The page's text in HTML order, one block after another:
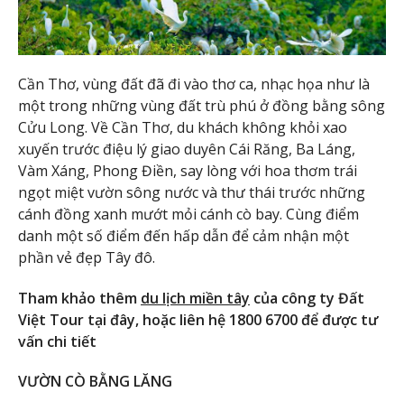
Cần Thơ, vùng đất đã đi vào thơ ca, nhạc họa như là
một trong những vùng đất trù phú ở đồng bằng sông
Cửu Long. Về Cần Thơ, du khách không khỏi xao
xuyến trước điệu lý giao duyên Cái Răng, Ba Láng,
Vàm Xáng, Phong Điền, say lòng với hoa thơm trái
ngọt miệt vườn sông nước và thư thái trước những
cánh đồng xanh mướt mỏi cánh cò bay. Cùng điểm
danh một số điểm đến hấp dẫn để cảm nhận một
phần vẻ đẹp Tây đô.
Tham khảo thêm du lịch miền tây của công ty Đất
Việt Tour tại đây, hoặc liên hệ 1800 6700 để được tư
vấn chi tiết
VƯỜN CÒ BẰNG LĂNG